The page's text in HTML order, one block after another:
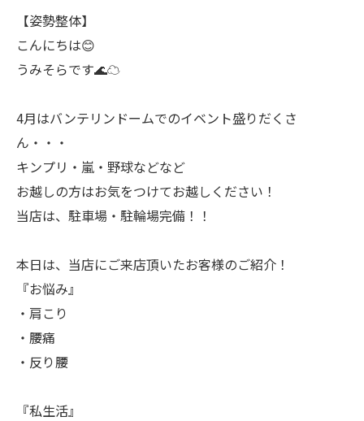
【姿勢整体】
こんにちは😊
うみそらです🌊☁
4月はバンテリンドームでのイベント盛りだくさ
ん・・・
キンプリ・嵐・野球などなど
お越しの方はお気をつけてお越しください！
当店は、駐車場・駐輪場完備！！
本日は、当店にご来店頂いたお客様のご紹介！
『お悩み』
・肩こり
・腰痛
・反り腰
『私生活』